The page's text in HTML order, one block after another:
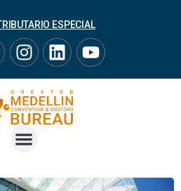
ESPECIAL